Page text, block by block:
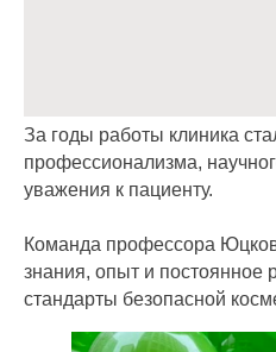
За годы работы клиника
профессионализма,
уважения к пациенту.
Команда профессора
знания, опыт и постоянное
стандарты безопасной